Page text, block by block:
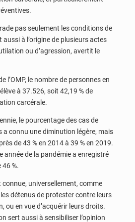
pas seulement les conditions de
à l’origine de plusieurs actes
ou d’agression, avertit le
l’OMP, le nombre de personnes en
à 37.526, soit 42,19 % de
carcérale.
le pourcentage des cas de
a connu une diminution légère, mais
de 43 % en 2014 à 39 % en 2019.
année de la pandémie a enregistré
%.
connue, universellement, comme
détenus de protester contre leurs
ou en vue d’acquérir leurs droits.
sert aussi à sensibiliser l’opinion